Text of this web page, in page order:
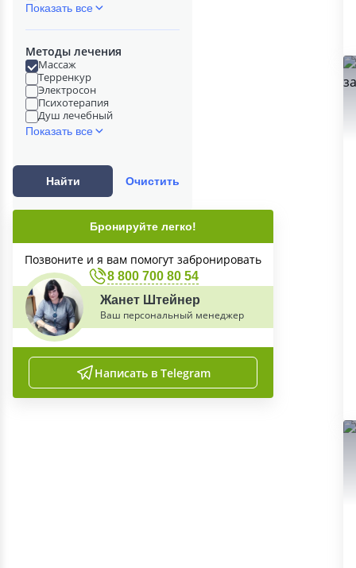
Показать все
Методы лечения
Массаж
Терренкур
Электросон
Психотерапия
Душ лечебный
Показать все
Найти Очистить
Бронируйте легко!
Позвоните и я вам помогут забронировать
8 800 700 80 54
Жанет Штейнер
Ваш персональный менеджер
Написать в Telegram